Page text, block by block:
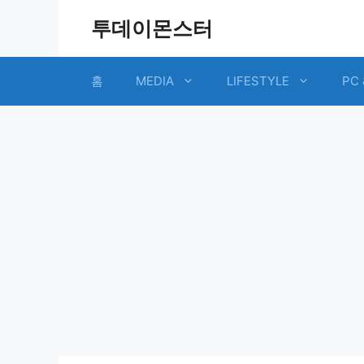
투데이몬스터
홈 MEDIA LIFESTYLE PC